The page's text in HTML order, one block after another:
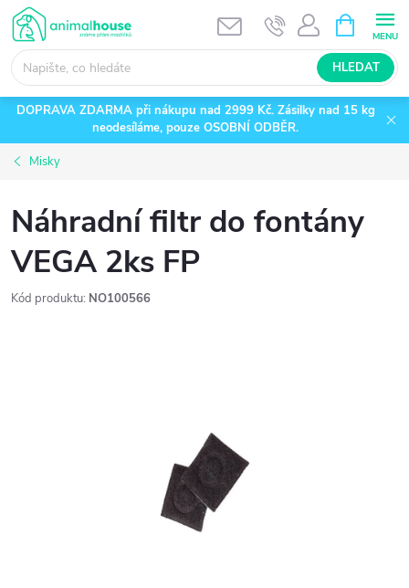
Přejít
na
obsah
HLEDAT
NÁKUPNÍ
KOŠÍK
DOPRAVA ZDARMA při nákupu nad 2999 Kč. Zásilky nad 15 kg
neodesíláme, pouze OSOBNÍ ODBĚR.
Misky
Náhradní filtr do fontány
VEGA 2ks FP
Kód produktu: NO100566